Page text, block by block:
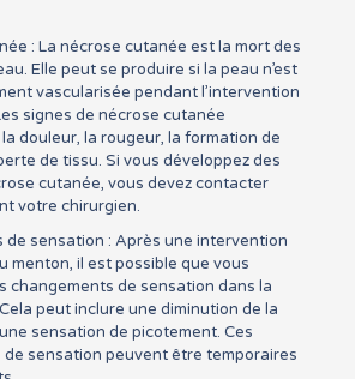
: La nécrose cutanée est la mort des
Elle peut se produire si la peau n’est
vascularisée pendant l’intervention
signes de nécrose cutanée
douleur, la rougeur, la formation de
de tissu. Si vous développez des
cutanée, vous devez contacter
votre chirurgien.
de sensation : Après une intervention
menton, il est possible que vous
changements de sensation dans la
peut inclure une diminution de la
sensation de picotement. Ces
sensation peuvent être temporaires